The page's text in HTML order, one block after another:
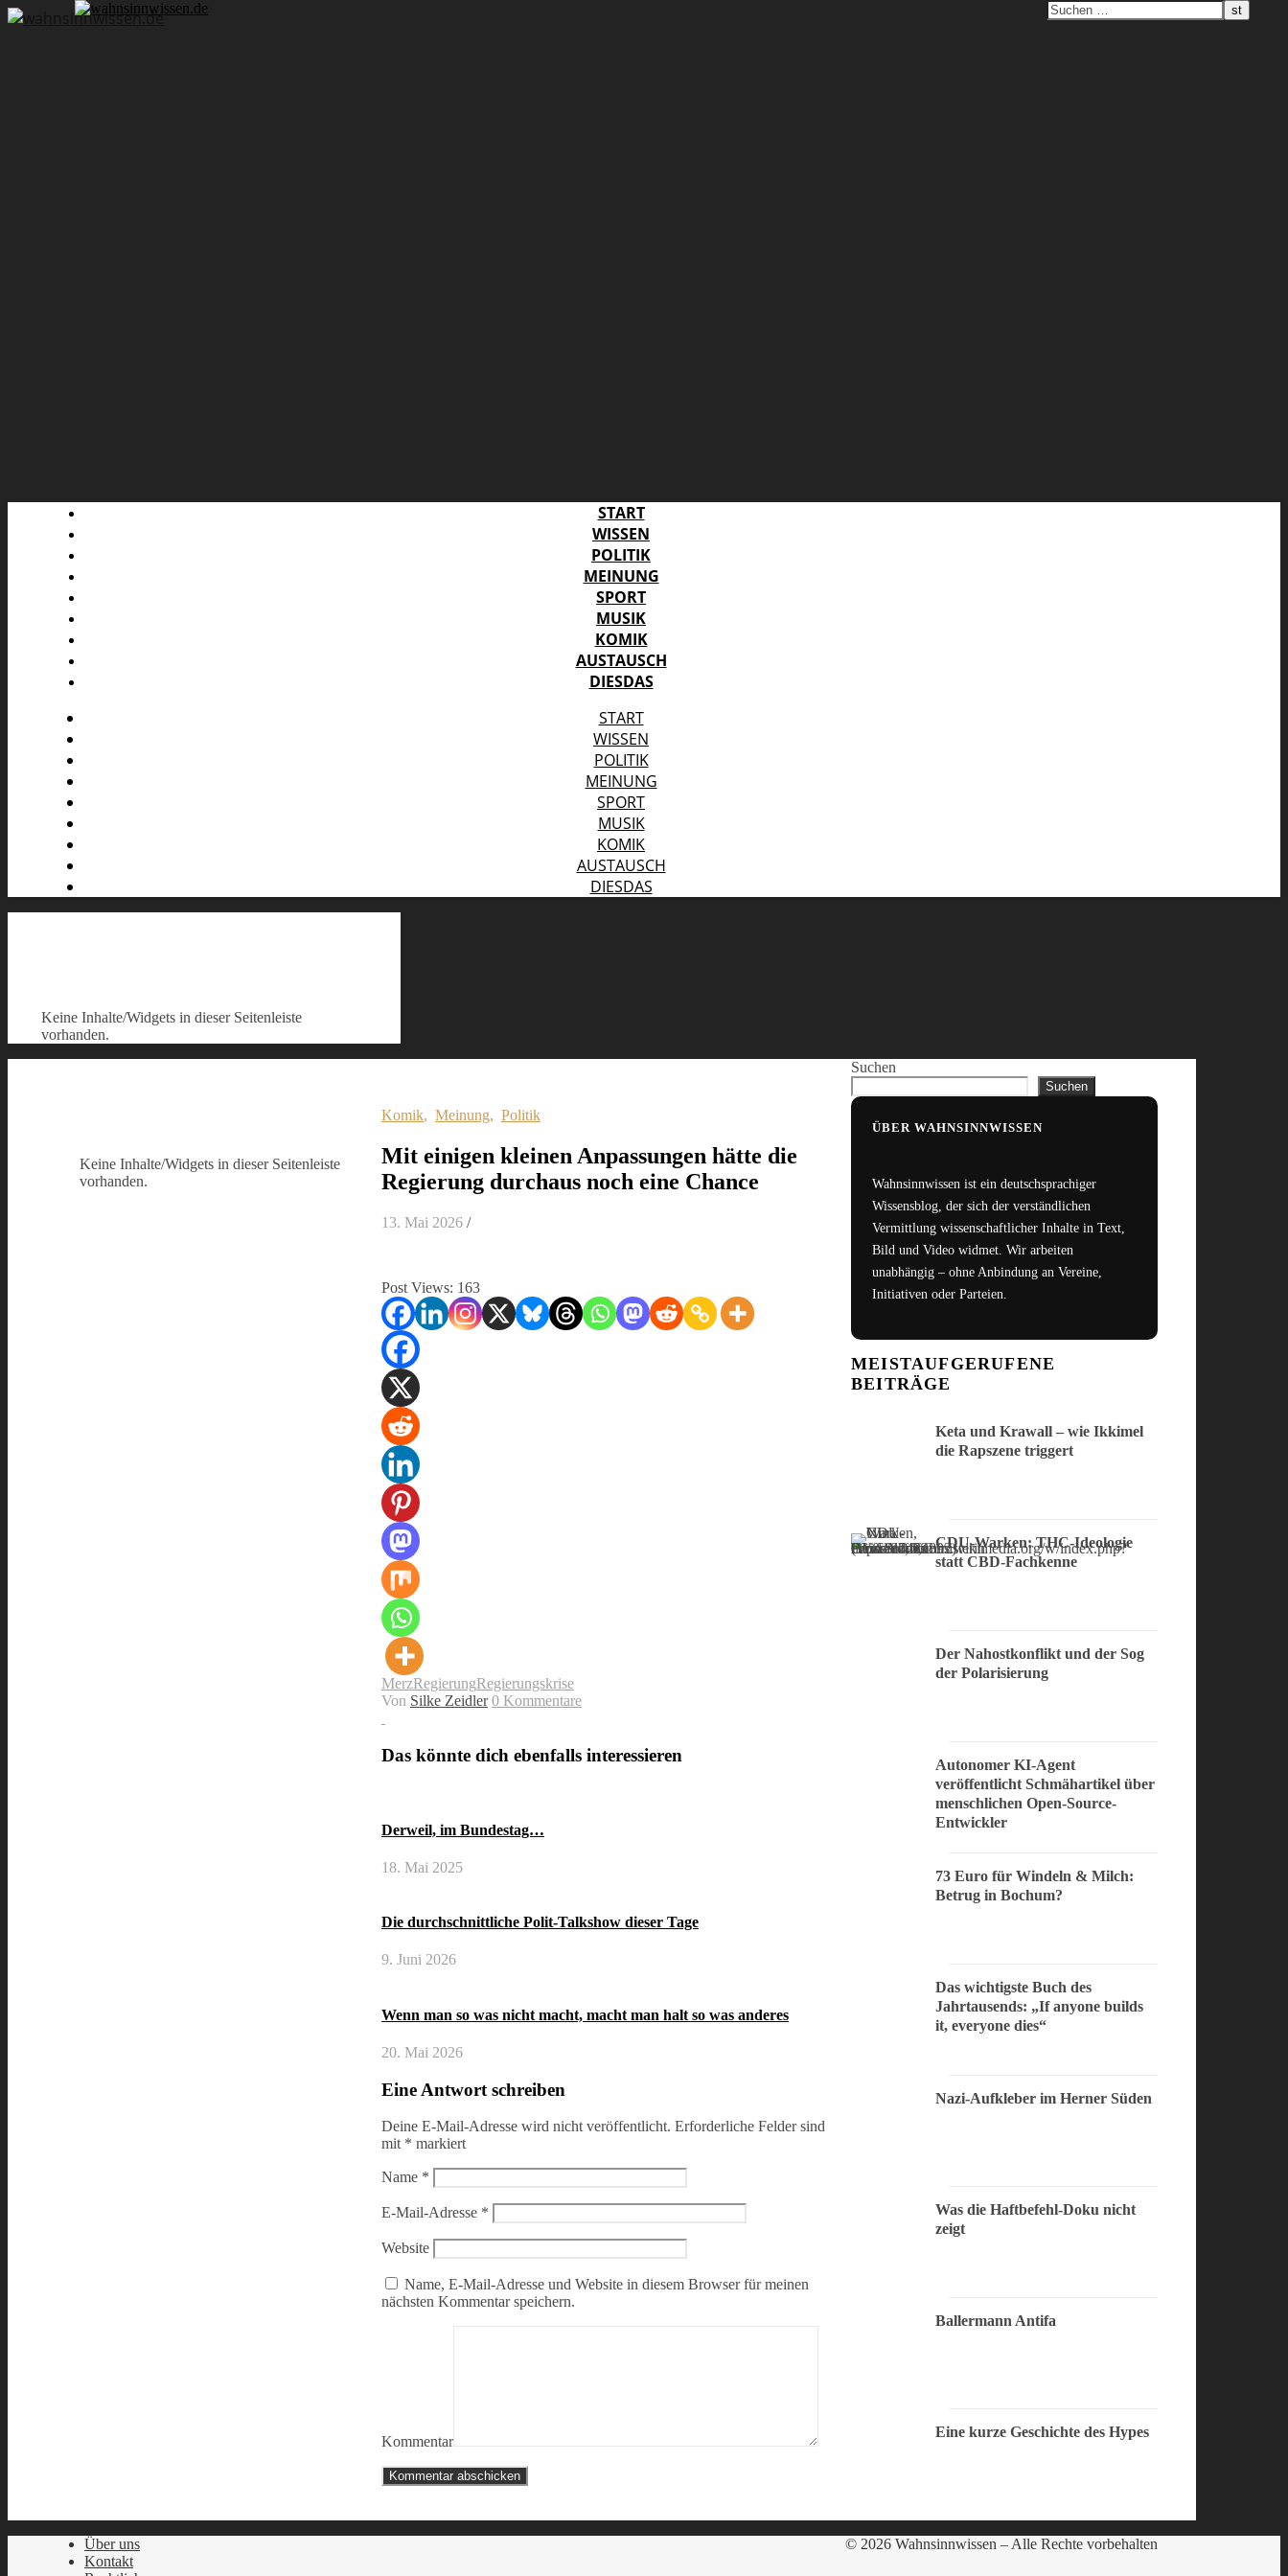
START
WISSEN
POLITIK
MEINUNG
SPORT
MUSIK
KOMIK
AUSTAUSCH
DIESDAS
START
WISSEN
POLITIK
MEINUNG
SPORT
MUSIK
KOMIK
AUSTAUSCH
DIESDAS
Keine Inhalte/Widgets in dieser Seitenleiste
vorhanden.
Keine Inhalte/Widgets in dieser Seitenleiste
vorhanden.
Komik, Meinung, Politik
Mit einigen kleinen Anpassungen hätte die
Regierung durchaus noch eine Chance
13. Mai 2026 /
Post Views: 163
MerzRegierungRegierungskrise
Von Silke Zeidler 0 Kommentare
Das könnte dich ebenfalls interessieren
Derweil, im Bundestag…
18. Mai 2025
Die durchschnittliche Polit-Talkshow dieser Tage
9. Juni 2026
Wenn man so was nicht macht, macht man halt so was anderes
20. Mai 2026
Eine Antwort schreiben
Deine E-Mail-Adresse wird nicht veröffentlicht. Erforderliche Felder sind
mit * markiert
Name *
E-Mail-Adresse *
Website
Name, E-Mail-Adresse und Website in diesem Browser für meinen
nächsten Kommentar speichern.
Kommentar
Suchen
Suchen
ÜBER WAHNSINNWISSEN
Wahnsinnwissen ist ein deutschsprachiger
Wissensblog, der sich der verständlichen
Vermittlung wissenschaftlicher Inhalte in Text,
Bild und Video widmet. Wir arbeiten
unabhängig – ohne Anbindung an Vereine,
Initiativen oder Parteien.
MEISTAUFGERUFENE
BEITRÄGE
Keta und Krawall – wie Ikkimel
die Rapszene triggert
CDU-Warken: THC-Ideologie
statt CBD-Fachkenne
Der Nahostkonflikt und der Sog
der Polarisierung
Autonomer KI-Agent
veröffentlicht Schmähartikel über
menschlichen Open-Source-
Entwickler
73 Euro für Windeln & Milch:
Betrug in Bochum?
Das wichtigste Buch des
Jahrtausends: „If anyone builds
it, everyone dies“
Nazi-Aufkleber im Herner Süden
Was die Haftbefehl-Doku nicht
zeigt
Ballermann Antifa
Eine kurze Geschichte des Hypes
© 2026 Wahnsinnwissen – Alle Rechte vorbehalten
Über uns
Kontakt